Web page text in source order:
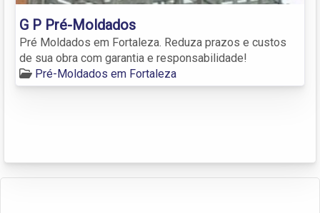
G P Pré-Moldados
Pré Moldados em Fortaleza. Reduza prazos e custos
de sua obra com garantia e responsabilidade!
Pré-Moldados em Fortaleza